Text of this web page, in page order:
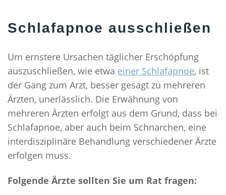
Schlafapnoe ausschließen
Um ernstere Ursachen täglicher Erschöpfung
auszuschließen, wie etwa einer Schlafapnoe, ist
der Gang zum Arzt, besser gesagt zu mehreren
Ärzten, unerlässlich. Die Erwähnung von
mehreren Ärzten erfolgt aus dem Grund, dass bei
Schlafapnoe, aber auch beim Schnarchen, eine
interdisziplinäre Behandlung verschiedener Ärzte
erfolgen muss.
Folgende Ärzte sollten Sie um Rat fragen: